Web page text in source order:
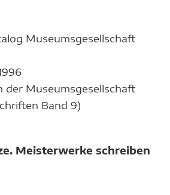
Museumsgesellschaft
der Museumsgesellschaft
Band 9)
Meisterwerke schreiben